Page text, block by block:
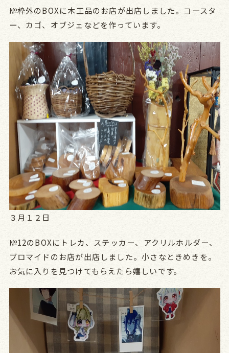
№枠外のBOXに木工品のお店が出店しました。コースタ
ー、カゴ、オブジェなどを作っています。
３月１２日
№12のBOXにトレカ、ステッカー、アクリルホルダー、
ブロマイドのお店が出店しました。小さなときめきを。
お気に入りを見つけてもらえたら嬉しいです。